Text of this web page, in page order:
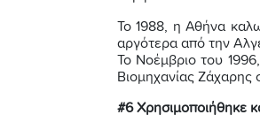
Το 1988, η Αθήνα
αργότερα από την
Το Νοέμβριο του
Βιομηχανίας Ζάχαρης
#6 Χρησιμοποιήθηκε